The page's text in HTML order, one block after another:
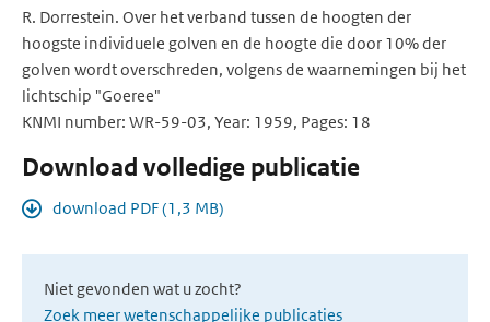
R. Dorrestein. Over het verband tussen de hoogten der
hoogste individuele golven en de hoogte die door 10% der
golven wordt overschreden, volgens de waarnemingen bij het
lichtschip "Goeree"
KNMI number: WR-59-03, Year: 1959, Pages: 18
Download volledige publicatie
download PDF (1,3 MB)
Niet gevonden wat u zocht?
Zoek meer wetenschappelijke publicaties